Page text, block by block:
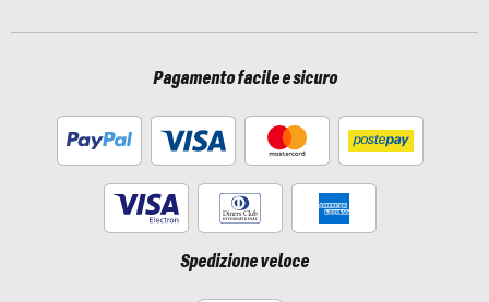
Pagamento facile e sicuro
Spedizione veloce